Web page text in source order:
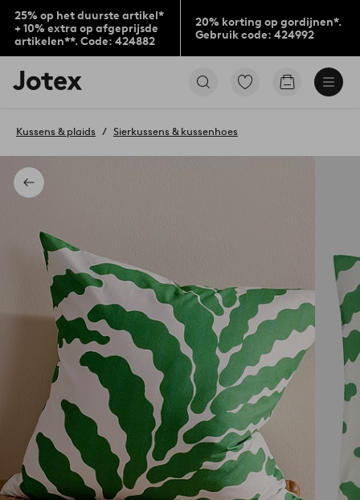
25% op het duurste artikel*
+ 10% extra op afgeprijsde
artikelen**. Code: 424882
20% korting op gordijnen*.
Gebruik code: 424992
Jotex
logo
to
home
page
Ga
Go
Terug
Kussens & plaids Sierkussens & kussenhoes